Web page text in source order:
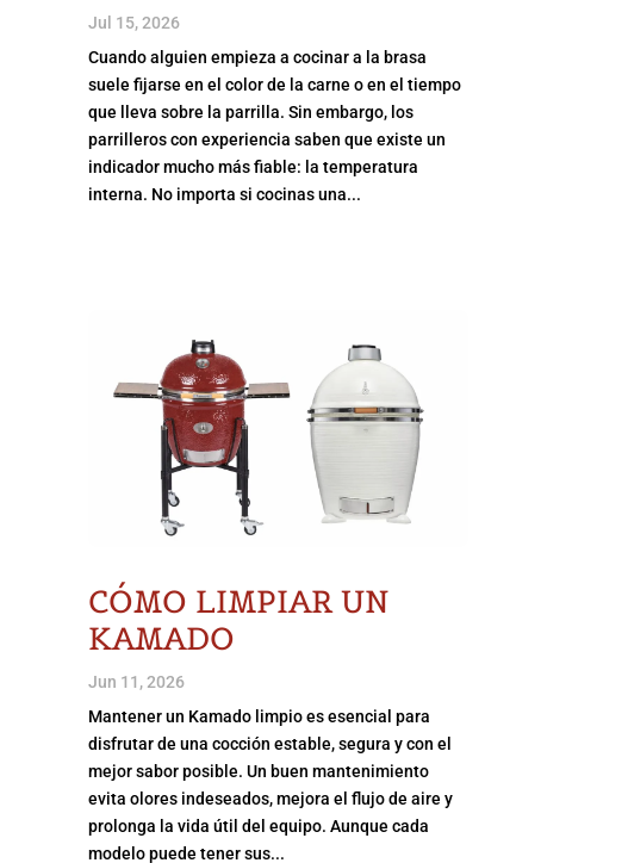
Jul 15, 2026
Cuando alguien empieza a cocinar a la brasa
suele fijarse en el color de la carne o en el tiempo
que lleva sobre la parrilla. Sin embargo, los
parrilleros con experiencia saben que existe un
indicador mucho más fiable: la temperatura
interna. No importa si cocinas una...
CÓMO LIMPIAR UN
KAMADO
Jun 11, 2026
Mantener un Kamado limpio es esencial para
disfrutar de una cocción estable, segura y con el
mejor sabor posible. Un buen mantenimiento
evita olores indeseados, mejora el flujo de aire y
prolonga la vida útil del equipo. Aunque cada
modelo puede tener sus...